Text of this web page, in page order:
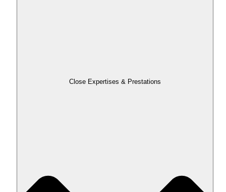
Close Expertises & Prestations